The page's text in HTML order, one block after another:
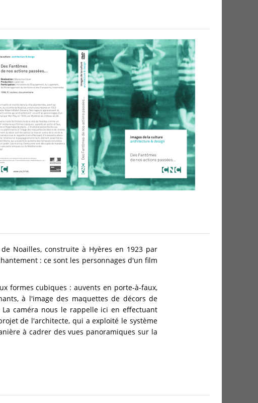
Noailles, construite à Hyères en 1923 par
: ce sont les personnages d'un film
formes cubiques : auvents en porte-à-faux,
à l'image des maquettes de décors de
caméra nous le rappelle ici en effectuant
de l'architecte, qui a exploité le système
à cadrer des vues panoramiques sur la